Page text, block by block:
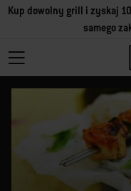
Kup dowolny grill i zyskaj
samego